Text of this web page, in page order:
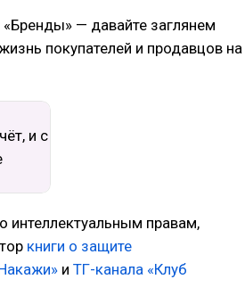
«Бренды» — давайте заглянем
покупателей и продавцов на
интеллектуальным правам,
книги о защите
и ТГ-канала «Клуб